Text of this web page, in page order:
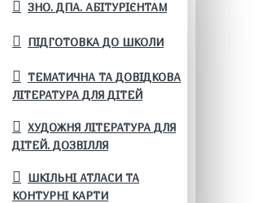
ЗНО. ДПА. АБІТУРІЄНТАМ
ПІДГОТОВКА ДО ШКОЛИ
ТЕМАТИЧНА ТА ДОВІДКОВА
ЛІТЕРАТУРА ДЛЯ ДІТЕЙ
ХУДОЖНЯ ЛІТЕРАТУРА ДЛЯ
ДІТЕЙ. ДОЗВІЛЛЯ
ШКІЛЬНІ АТЛАСИ ТА
КОНТУРНІ КАРТИ